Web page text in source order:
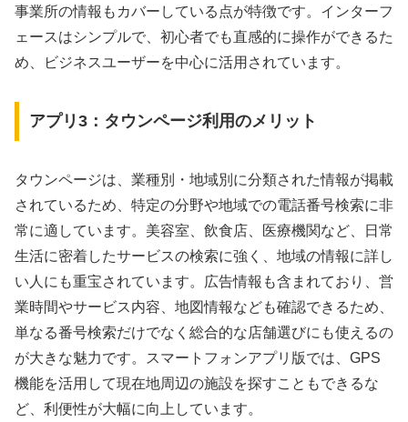
事業所の情報もカバーしている点が特徴です。インターフ
ェースはシンプルで、初心者でも直感的に操作ができるた
め、ビジネスユーザーを中心に活用されています。
アプリ3：タウンページ利用のメリット
タウンページは、業種別・地域別に分類された情報が掲載
されているため、特定の分野や地域での電話番号検索に非
常に適しています。美容室、飲食店、医療機関など、日常
生活に密着したサービスの検索に強く、地域の情報に詳し
い人にも重宝されています。広告情報も含まれており、営
業時間やサービス内容、地図情報なども確認できるため、
単なる番号検索だけでなく総合的な店舗選びにも使えるの
が大きな魅力です。スマートフォンアプリ版では、GPS
機能を活用して現在地周辺の施設を探すこともできるな
ど、利便性が大幅に向上しています。